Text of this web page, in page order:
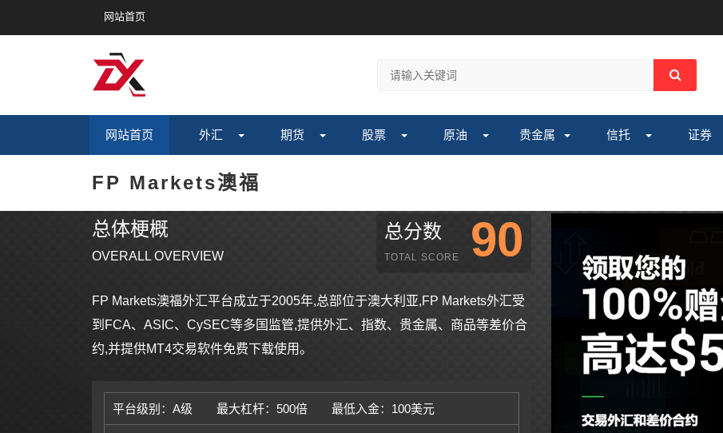
网站首页
网站首页 外汇 期货 股票 原油 贵金属 信托 证券
FP Markets澳福
总体梗概
OVERALL OVERVIEW
总分数
TOTAL SCORE 90
FP Markets澳福外汇平台成立于2005年,总部位于澳大利亚,FP Markets外汇受
到FCA、ASIC、CySEC等多国监管,提供外汇、指数、贵金属、商品等差价合
约,并提供MT4交易软件免费下载使用。
平台级别：A级 最大杠杆：500倍 最低入金：100美元